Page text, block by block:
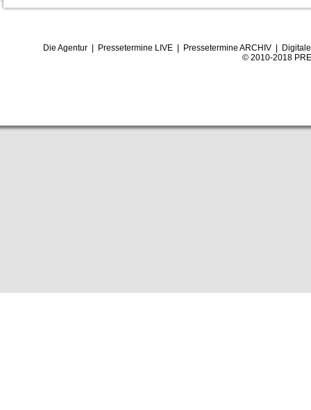
Die Agentur| Pressetermine LIVE| Pressetermine ARCHIV|
© 2010-2018